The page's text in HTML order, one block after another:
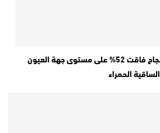
البكالوريا 2026.. نسبة النجاح فاقت 52% على مستوى جهة العيون
الساقية الحمراء